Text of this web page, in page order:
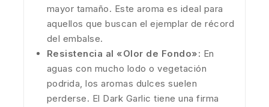
mayor tamaño. Este aroma es ideal para
aquellos que buscan el ejemplar de récord
del embalse.
Resistencia al «Olor de Fondo»: En
aguas con mucho lodo o vegetación
podrida, los aromas dulces suelen
perderse. El Dark Garlic tiene una firma